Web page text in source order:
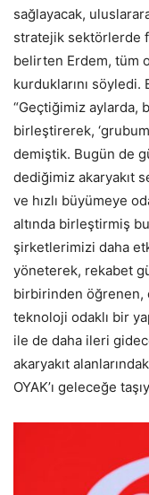
sağlayacak,
stratejik sektörlerde
belirten Erdem, tüm
kurduklarını
“Geçtiğimiz aylarda,
birleştirerek,
demiştik. Bugün de
dediğimiz akaryakıt
ve hızlı büyümeye
altında birleştirmiş
şirketlerimizi daha
yöneterek, rekabet
birbirinden öğrenen,
teknoloji odaklı bir
ile de daha ileri
akaryakıt
OYAK’ı geleceğe